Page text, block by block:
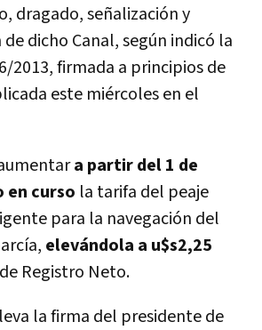
dragado, señalización y
dicho Canal, según indicó la
2013, firmada a principios de
este miércoles en el
a partir del 1 de
en curso la tarifa del peaje
para la navegación del
elevándola a u$s2,25
de Registro Neto.
la firma del presidente de